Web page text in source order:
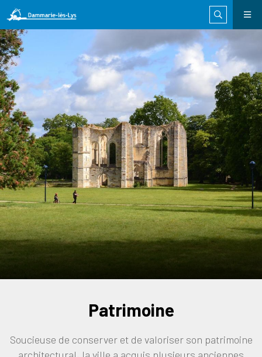
Patrimoine
Soucieuse de conserver et de valoriser son patrimoine